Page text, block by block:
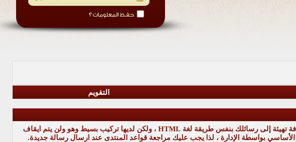
التقويم
BB code عبارة عن مجموعة من الأكواد المشتقة من لغة (html) والتي تكون قد تعرفت عليها من قبل .تسمح لك باضافة تهيئة إلى رسائلك بنفس طريقة لغة HTML ، ولكن لديها تركيب بسيط وهو ولن يتم ايقاف